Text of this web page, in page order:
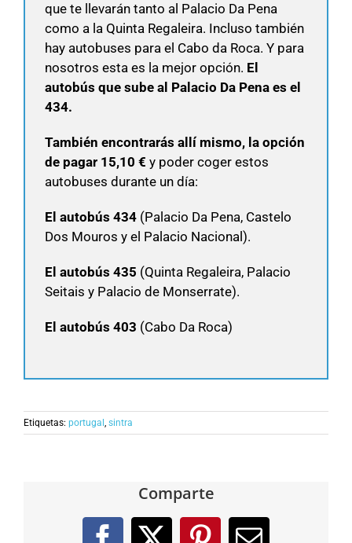
que te llevarán tanto al Palacio Da Pena
como a la Quinta Regaleira. Incluso también
hay autobuses para el Cabo da Roca. Y para
nosotros esta es la mejor opción. El
autobús que sube al Palacio Da Pena es el
434.
También encontrarás allí mismo, la opción
de pagar 15,10 € y poder coger estos
autobuses durante un día:
El autobús 434 (Palacio Da Pena, Castelo
Dos Mouros y el Palacio Nacional).
El autobús 435 (Quinta Regaleira, Palacio
Seitais y Palacio de Monserrate).
El autobús 403 (Cabo Da Roca)
Etiquetas: portugal , sintra
Comparte